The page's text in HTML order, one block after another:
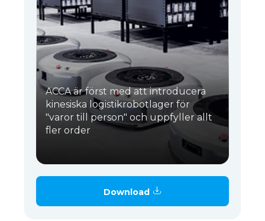
ACCA är först med att introducera
kinesiska logistikrobotlager för
"varor till person" och uppfyller allt
fler order
Download